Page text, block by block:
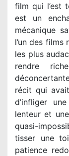
film qui l’est
est un
mécanique
l’un des
les plus
rendre
récit qui
d’infliger
lenteur et
quasi-
tisser une
patience